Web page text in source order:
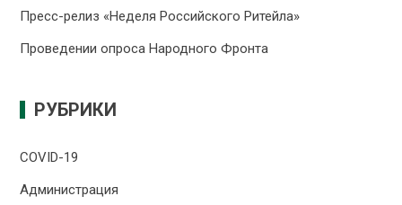
Пресс-релиз «Неделя Российского Ритейла»
Проведении опроса Народного Фронта
РУБРИКИ
COVID-19
Администрация